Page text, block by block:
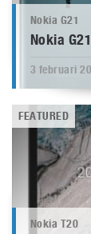
Nokia G21
Nokia
3 februari
FEATURED
Nokia T20